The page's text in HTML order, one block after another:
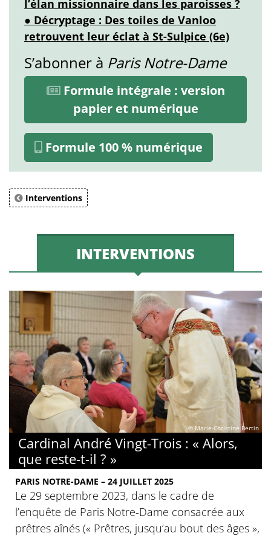
l’élan missionnaire dans les paroisses ?
● Décryptage : Des toiles de Vanloo
retrouvent leur éclat à St-Sulpice (6e)
S’abonner à Paris Notre-Dame
Formule intégrale : version
papier et numérique
Formule 100 % numérique
Interventions
INTERVENTIONS
© Marie-Christine Bertin
Cardinal André Vingt-Trois : « Alors,
que reste-t-il ? »
PARIS NOTRE-DAME – 24 JUILLET 2025
Le 29 septembre 2023, dans le cadre de
l’enquête de Paris Notre-Dame consacrée aux
prêtres aînés (« Prêtres, jusqu’au bout des âges »,